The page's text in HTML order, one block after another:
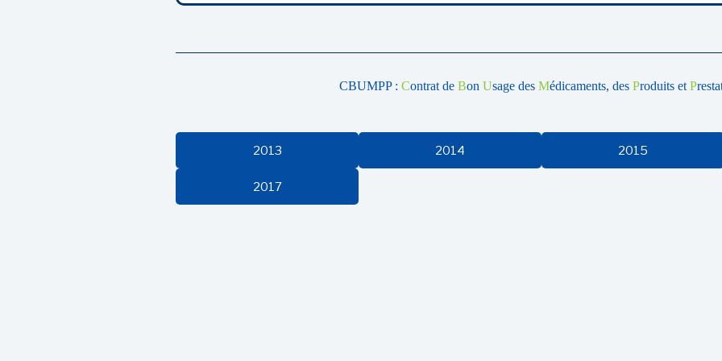
CBUMPP : Contrat de Bon Usage des Médicaments, des Produits et P
2013 2014 2015
2017